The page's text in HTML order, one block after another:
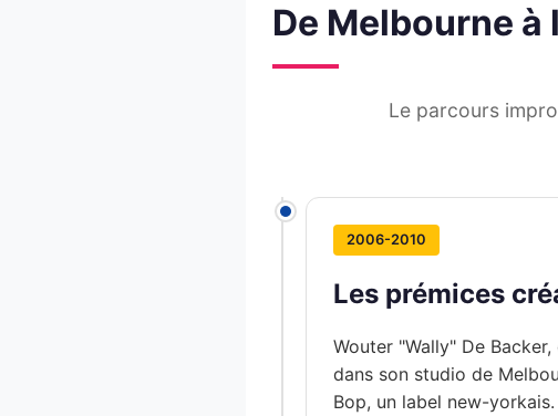
De Melbourne
Le parcours
2006-2010
Les prémices
Wouter "Wally" De
dans son studio de
Bop, un label new-